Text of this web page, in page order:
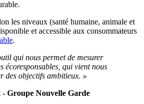
les niveaux (santé humaine, animale et
et accessible aux consommateurs
.
qui nous permet de mesurer
écoresponsables, qui vient nous
des objectifs ambitieux. »
Groupe Nouvelle Garde